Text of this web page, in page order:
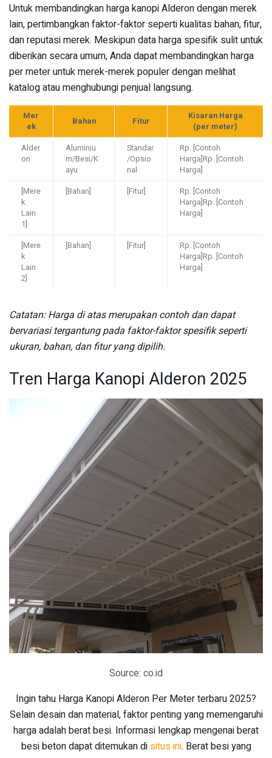
Untuk membandingkan harga kanopi Alderon dengan merek
lain, pertimbangkan faktor-faktor seperti kualitas bahan, fitur,
dan reputasi merek. Meskipun data harga spesifik sulit untuk
diberikan secara umum, Anda dapat membandingkan harga
per meter untuk merek-merek populer dengan melihat
katalog atau menghubungi penjual langsung.
Mer
ek
Bahan Fitur
Kisaran Harga
(per meter)
Alder
on
Aluminiu
m/Besi/K
ayu
Standar
/Opsio
nal
Rp. [Contoh
Harga]Rp. [Contoh
Harga]
[Mere
k
Lain
1]
[Bahan] [Fitur]
Rp. [Contoh
Harga]Rp. [Contoh
Harga]
[Mere
k
Lain
2]
[Bahan] [Fitur]
Rp. [Contoh
Harga]Rp. [Contoh
Harga]
Catatan: Harga di atas merupakan contoh dan dapat
bervariasi tergantung pada faktor-faktor spesifik seperti
ukuran, bahan, dan fitur yang dipilih.
Tren Harga Kanopi Alderon 2025
Source: co.id
Ingin tahu Harga Kanopi Alderon Per Meter terbaru 2025?
Selain desain dan material, faktor penting yang memengaruhi
harga adalah berat besi. Informasi lengkap mengenai berat
besi beton dapat ditemukan di situs ini. Berat besi yang